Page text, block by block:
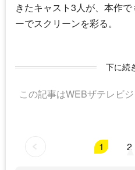
きたキャスト3人が、本作
ーでスクリーンを彩る。
下に続
この記事はWEBザテレビ
1 2